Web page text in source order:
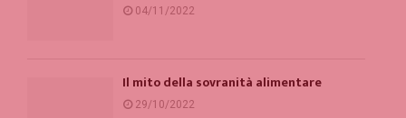
04/11/2022
Il mito della sovranità alimentare
29/10/2022